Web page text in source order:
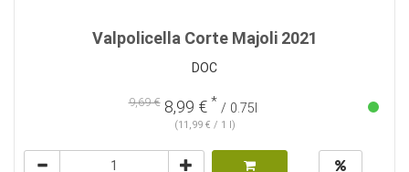
Valpolicella Corte Majoli 2021
DOC
9,69 €8,99 € * / 0.75l
(11,99 € / 1 l)